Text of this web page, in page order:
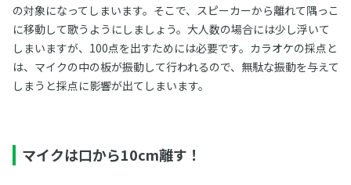
の対象になってしまいます。そこで、スピーカーから離れて隅っこ
に移動して歌うようにしましょう。大人数の場合には少し浮いて
しまいますが、100点を出すためには必要です。カラオケの採点と
は、マイクの中の板が振動して行われるので、無駄な振動を与えて
しまうと採点に影響が出てしまいます。
マイクは口から10cm離す！